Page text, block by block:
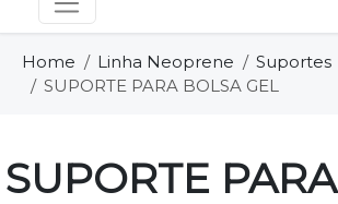
Home Linha Neoprene
Suportes
SUPORTE PARA BOLSA GEL
SUPORTE PARA